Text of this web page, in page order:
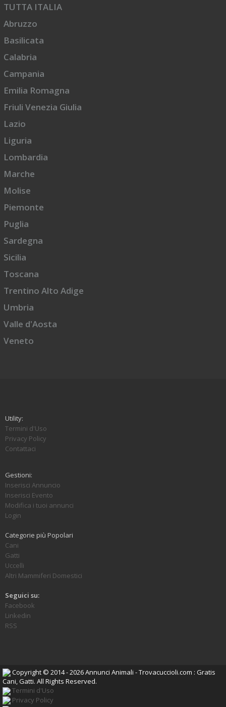
TUTTA ITALIA
Abruzzo
Basilicata
Calabria
Campania
Emilia Romagna
Friuli Venezia Giulia
Lazio
Liguria
Lombardia
Marche
Molise
Piemonte
Puglia
Sardegna
Sicilia
Toscana
Trentino Alto Adige
Umbria
Valle d'Aosta
Veneto
Utility:
Termini d'Uso
Privacy Policy
Contattaci
Gestioni:
Inserisci Annuncio
Inserisci Evento
Modifica i tuoi annunci
Login
Categorie più Popolari
Cani
Gatti
Uccelli
Altri Mammiferi Domestici
Seguici su:
Facebook
Linkedin
RSS
Copyright © 2014 - 2026 Annunci Animali - Trovacuccioli.com : Gratis
Cani, Gatti. All Rights Reserved.
Termini d'Uso
Privacy Policy